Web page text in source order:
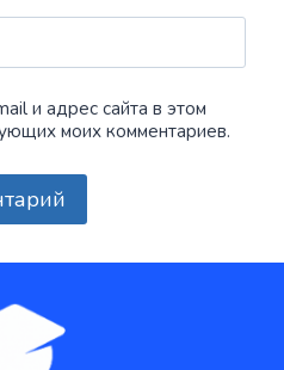
и адрес сайта в этом
моих комментариев.